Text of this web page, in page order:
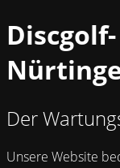
Der
Unsere Website